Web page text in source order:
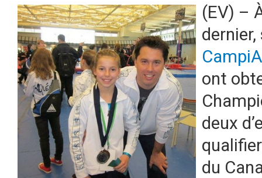
(EV) –
ont
deux
du